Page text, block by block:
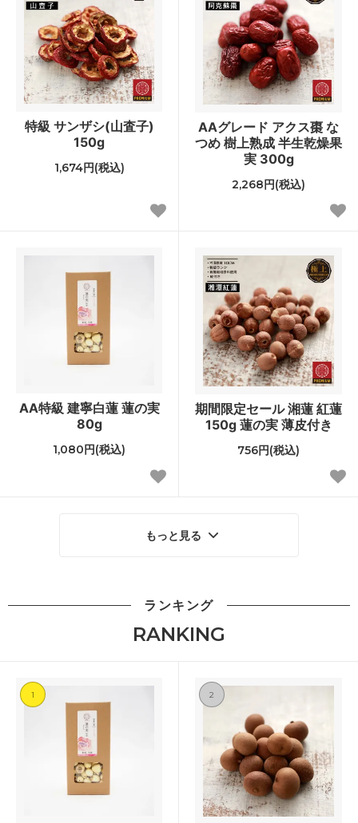
特級 サンザシ(山査子)
150g
1,674円(税込)
AAグレード アクス棗 な
つめ 樹上熟成 半生乾燥果
実 300g
2,268円(税込)
AA特級 建寧白蓮 蓮の実
80g
1,080円(税込)
期間限定セール 湘蓮 紅蓮
150g 蓮の実 薄皮付き
756円(税込)
もっと見る
ランキング
RANKING
1 2